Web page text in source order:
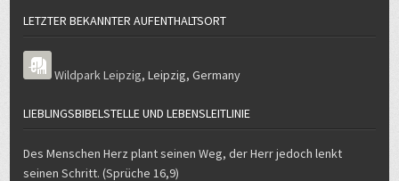
Des Menschen Herz plant seinen Weg, der Herr jedoch lenkt
seinen Schritt. (Sprüche 16,9)
Quellencheck – wie untersuche ich meine Quelle auf Wahrheit und